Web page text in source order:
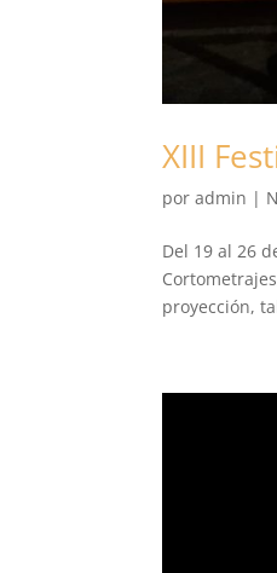
XIII
poradmin |
Del 19 al 26
proyección,